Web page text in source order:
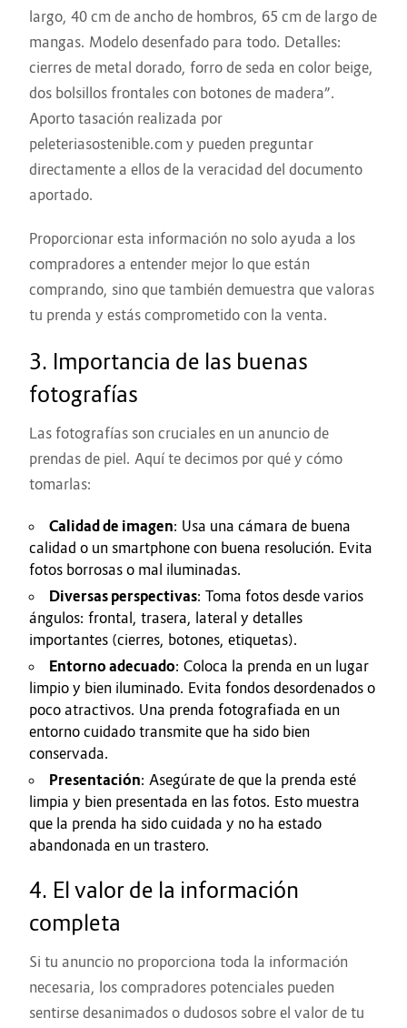
largo, 40 cm de ancho de hombros, 65 cm de largo de
mangas. Modelo desenfado para todo. Detalles:
cierres de metal dorado, forro de seda en color beige,
dos bolsillos frontales con botones de madera”.
Aporto tasación realizada por
peleteriasostenible.com y pueden preguntar
directamente a ellos de la veracidad del documento
aportado.
Proporcionar esta información no solo ayuda a los
compradores a entender mejor lo que están
comprando, sino que también demuestra que valoras
tu prenda y estás comprometido con la venta.
3. Importancia de las buenas
fotografías
Las fotografías son cruciales en un anuncio de
prendas de piel. Aquí te decimos por qué y cómo
tomarlas:
Calidad de imagen: Usa una cámara de buena
calidad o un smartphone con buena resolución. Evita
fotos borrosas o mal iluminadas.
Diversas perspectivas: Toma fotos desde varios
ángulos: frontal, trasera, lateral y detalles
importantes (cierres, botones, etiquetas).
Entorno adecuado: Coloca la prenda en un lugar
limpio y bien iluminado. Evita fondos desordenados o
poco atractivos. Una prenda fotografiada en un
entorno cuidado transmite que ha sido bien
conservada.
Presentación: Asegúrate de que la prenda esté
limpia y bien presentada en las fotos. Esto muestra
que la prenda ha sido cuidada y no ha estado
abandonada en un trastero.
4. El valor de la información
completa
Si tu anuncio no proporciona toda la información
necesaria, los compradores potenciales pueden
sentirse desanimados o dudosos sobre el valor de tu